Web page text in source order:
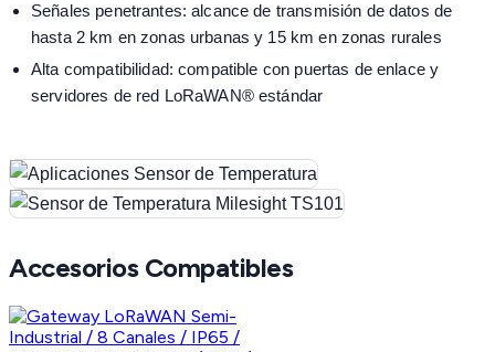
Señales penetrantes: alcance de transmisión de datos de
hasta 2 km en zonas urbanas y 15 km en zonas rurales
Alta compatibilidad: compatible con puertas de enlace y
servidores de red LoRaWAN® estándar
Accesorios Compatibles